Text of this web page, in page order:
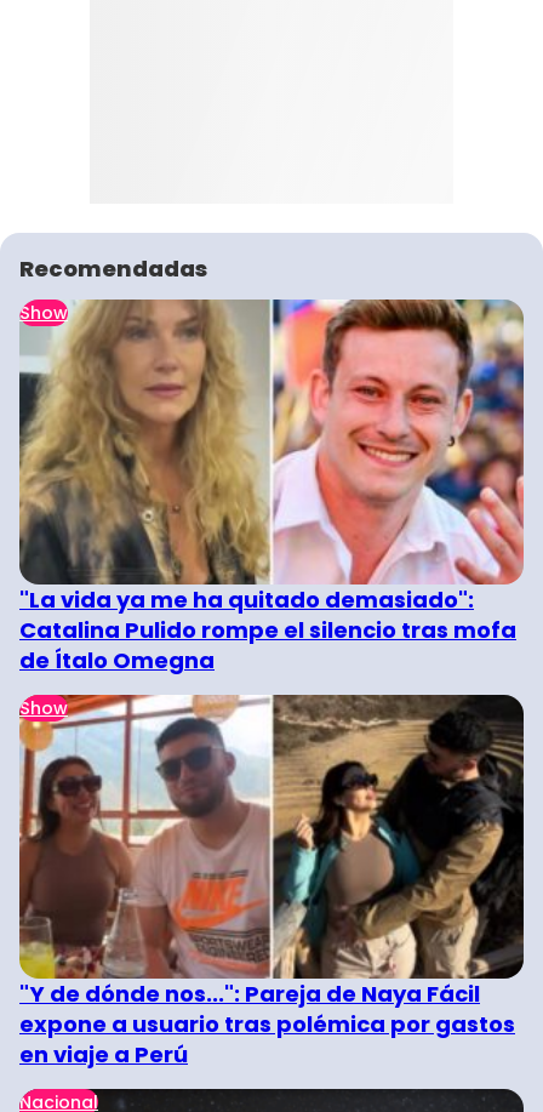
Recomendadas
Show
"La vida ya me ha quitado demasiado":
Catalina Pulido rompe el silencio tras mofa
de Ítalo Omegna
Show
"Y de dónde nos...": Pareja de Naya Fácil
expone a usuario tras polémica por gastos
en viaje a Perú
Nacional